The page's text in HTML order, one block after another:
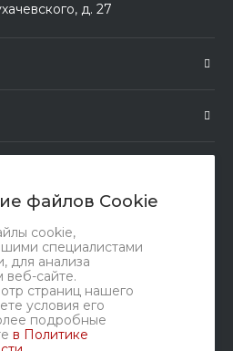
файлов Cookie
cookie,
специалистами
для анализа
сайте.
страниц нашего
условия его
подробные
в Политике
д. 27